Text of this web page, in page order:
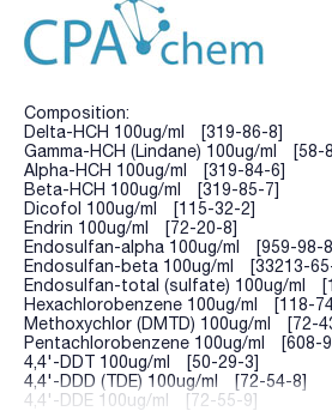
Composition:
Delta-HCH 100ug/ml [319-86-8]
Gamma-HCH (Lindane) 100ug/ml [58-
Alpha-HCH 100ug/ml [319-84-6]
Beta-HCH 100ug/ml [319-85-7]
Dicofol 100ug/ml [115-32-2]
Endrin 100ug/ml [72-20-8]
Endosulfan-alpha 100ug/ml [959-98-
Endosulfan-beta 100ug/ml [33213-
Endosulfan-total (sulfate) 100ug/ml
Hexachlorobenzene 100ug/ml [118-
Methoxychlor (DMTD) 100ug/ml [72-
Pentachlorobenzene 100ug/ml [608-
4,4'-DDT 100ug/ml [50-29-3]
4,4'-DDD (TDE) 100ug/ml [72-54-8]
4,4'-DDE 100ug/ml [72-55-9]